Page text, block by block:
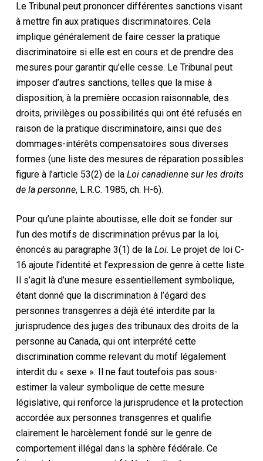
Le Tribunal peut prononcer différentes sanctions visant
à mettre fin aux pratiques discriminatoires. Cela
implique généralement de faire cesser la pratique
discriminatoire si elle est en cours et de prendre des
mesures pour garantir qu’elle cesse. Le Tribunal peut
imposer d’autres sanctions, telles que la mise à
disposition, à la première occasion raisonnable, des
droits, privilèges ou possibilités qui ont été refusés en
raison de la pratique discriminatoire, ainsi que des
dommages-intérêts compensatoires sous diverses
formes (une liste des mesures de réparation possibles
figure à l’article 53(2) de la Loi canadienne sur les droits
de la personne, L.R.C. 1985, ch. H-6).
Pour qu’une plainte aboutisse, elle doit se fonder sur
l’un des motifs de discrimination prévus par la loi,
énoncés au paragraphe 3(1) de la Loi. Le projet de loi C-
16 ajoute l’identité et l’expression de genre à cette liste.
Il s’agit là d’une mesure essentiellement symbolique,
étant donné que la discrimination à l’égard des
personnes transgenres a déjà été interdite par la
jurisprudence des juges des tribunaux des droits de la
personne au Canada, qui ont interprété cette
discrimination comme relevant du motif légalement
interdit du « sexe ». Il ne faut toutefois pas sous-
estimer la valeur symbolique de cette mesure
législative, qui renforce la jurisprudence et la protection
accordée aux personnes transgenres et qualifie
clairement le harcèlement fondé sur le genre de
comportement illégal dans la sphère fédérale. Ce